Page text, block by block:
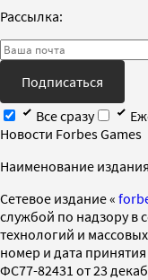
Рассылка:
Подписаться
Все сразу
Новости Forbes Games
Наименование
Cетевое издание «
службой по надзору в
технологий и
номер и дата
ФС77-82431 от 23